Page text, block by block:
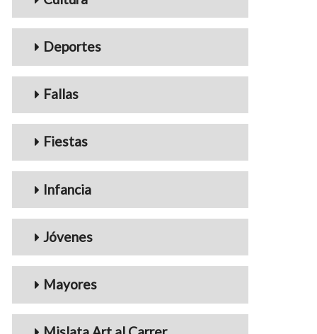
Deportes
Fallas
Fiestas
Infancia
Jóvenes
Mayores